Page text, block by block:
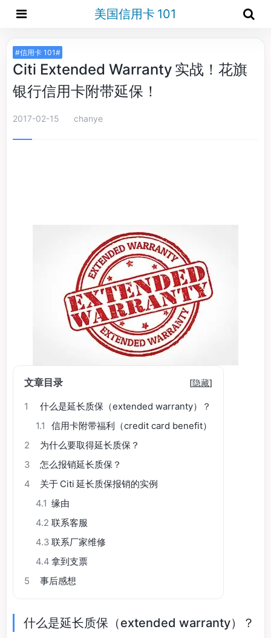
美国信用卡 101
#信用卡 101#
Citi Extended Warranty 实战！花旗
银行信用卡附带延保！
2017-02-15 chanye
文章目录 [隐藏]
1
什么是延长质保（extended warranty）？
1.1
信用卡附带福利（credit card benefit）
2
为什么要取得延长质保？
3
怎么报销延长质保？
4
关于 Citi 延长质保报销的实例
4.1 缘由
4.2 联系客服
4.3 联系厂家维修
4.4 拿到支票
5
事后感想
什么是延长质保（extended warranty）？